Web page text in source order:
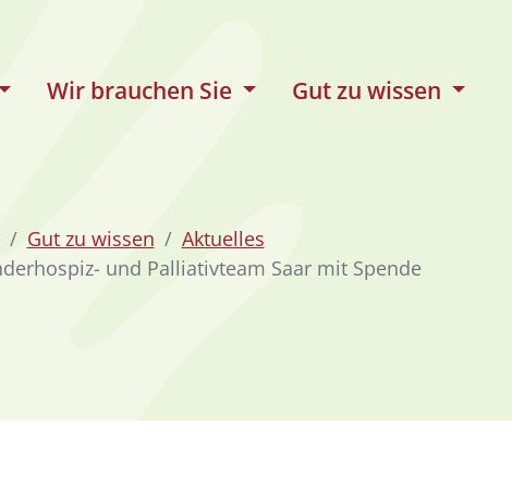
Wir brauchen Sie Gut zu wissen
Gut zu wissen
Aktuelles
und Palliativteam Saar mit Spende